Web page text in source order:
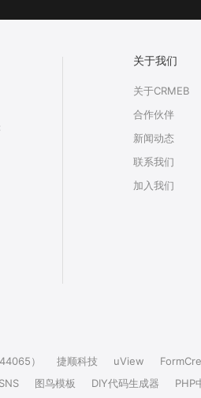
关于我们
关于CRMEB
合作伙伴
新闻动态
联系我们
加入我们
） 捷顺科技 uView
图鸟模板 DIY代码生成器
PHP